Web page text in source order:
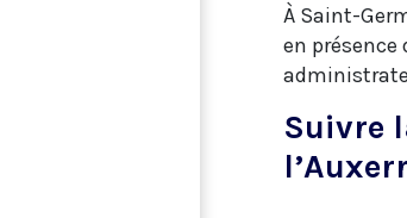
À Saint-
en présence
Suivre